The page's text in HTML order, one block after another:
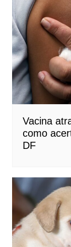
Vacina
como
DF